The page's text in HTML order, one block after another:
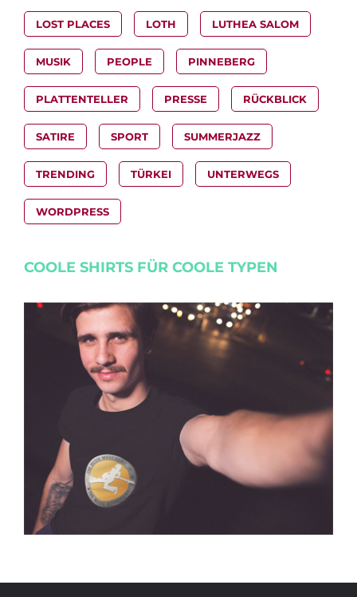
LOST PLACES LOTH LUTHEA SALOM
MUSIK PEOPLE PINNEBERG
PLATTENTELLER PRESSE RÜCKBLICK
SATIRE SPORT SUMMERJAZZ
TRENDING TÜRKEI UNTERWEGS
WORDPRESS
COOLE SHIRTS FÜR COOLE TYPEN